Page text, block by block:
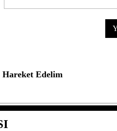
Edelim